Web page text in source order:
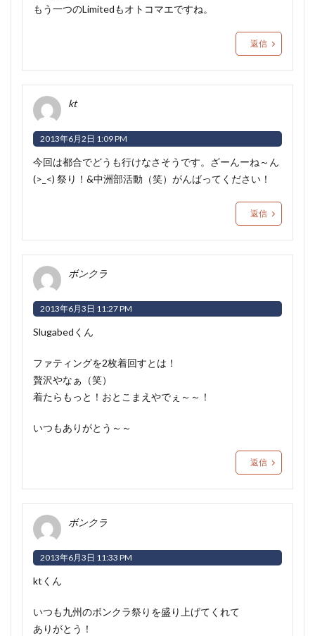
もう一つのLimitedもオトコマエですね。
返信
kt
2013年6月2日 1:09 PM
今回は都合でどうも行けなさそうです。ざーんーね～ん
(>_<) 祭り！&中洲部活動（笑）がんばってください！
返信
ボンクラ
2013年6月3日 11:27 PM
Slugabedくん
ファティングを2枚着回すとは！
贅沢やなぁ（笑）
着たらもっと！おとこまえやでぇ～～！
いつもありがとう～～
返信
ボンクラ
2013年6月3日 11:33 PM
ktくん
いつも九州のボンクラ祭りを盛り上げてくれて
ありがとう！